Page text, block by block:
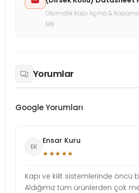
Otomatik Kapı Açma &
MB
Yorumlar
Google Yorumları
EK
Ensar Kuru
★★★★★
Kapı ve kilit sistemlerinde öncü
Aldığımız tüm ürünlerden çok